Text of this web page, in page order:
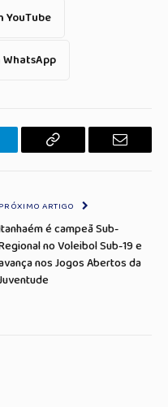
YouTube
WhatsApp
Copiar
E-
PRÓXIMO ARTIGO
é campeã Sub-
no Voleibol Sub-19 e
nos Jogos Abertos da